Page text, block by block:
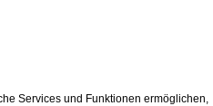
Auch im Sport sind unsere
Platz auf Landesebene. Für das
Scheidt, Theo Keitel und Lorenz
Services und Funktionen ermöglichen,